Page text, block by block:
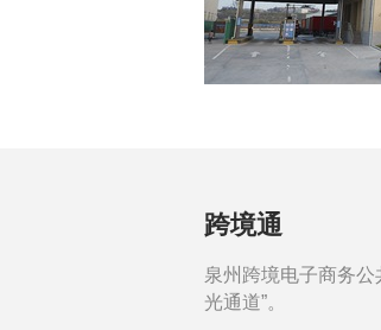
跨境通
泉州跨境电子商务公
光通道”。